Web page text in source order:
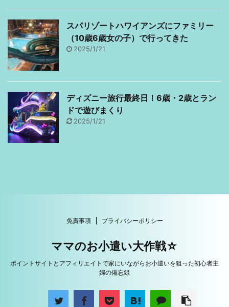
スパリゾートハワイアンズにファミリー
（10歳6歳女の子）で行ってきた
2025/1/21
ディズニー旅行最終日！6歳・2歳とラン
ドで遊びまくり
2025/1/21
免責事項 プライバシーポリシー
ママのお小遣い大作戦☆
ポイントサイトとアフィリエイトで家にいながらお小遣いを狙った初心者主
婦の備忘録